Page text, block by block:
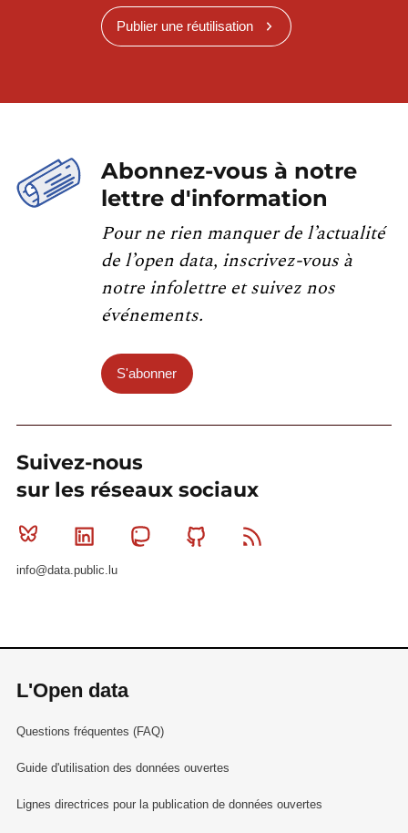
Publier une réutilisation
Abonnez-vous à notre
lettre d'information
Pour ne rien manquer de l’actualité
de l’open data, inscrivez-vous à
notre infolettre et suivez nos
événements.
S'abonner
Suivez-nous
sur les réseaux sociaux
Bluesky Linkedin MastodonGithub
info@data.public.lu
L'Open data
Questions fréquentes (FAQ)
Guide d'utilisation des données ouvertes
Lignes directrices pour la publication de données ouvertes